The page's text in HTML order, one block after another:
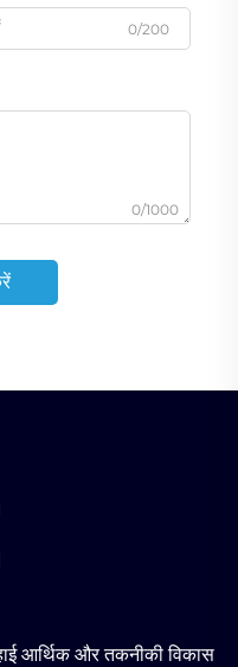
0/200
0/1000
आर्थिक और तकनीकी विकास